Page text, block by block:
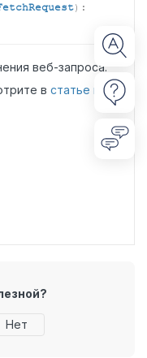
) :
веб-запроса.
в статье про
Нет